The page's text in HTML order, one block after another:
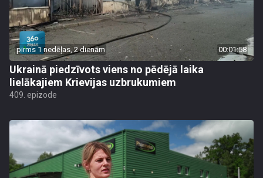
pirms 1 nedēļas, 2 dienām 00:01:58
Ukrainā piedzīvots viens no pēdējā laika
lielākajiem Krievijas uzbrukumiem
409. epizode